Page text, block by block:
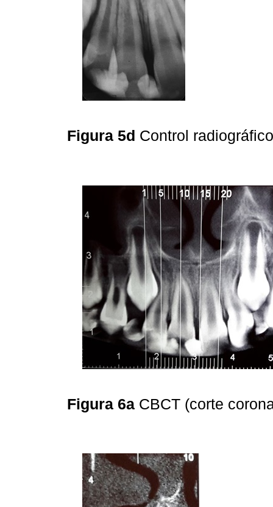
Figura 5d Control
Figura 6a CBCT (corte